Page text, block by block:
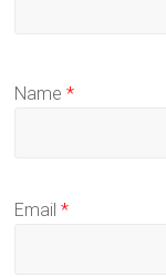
Name*
Email*